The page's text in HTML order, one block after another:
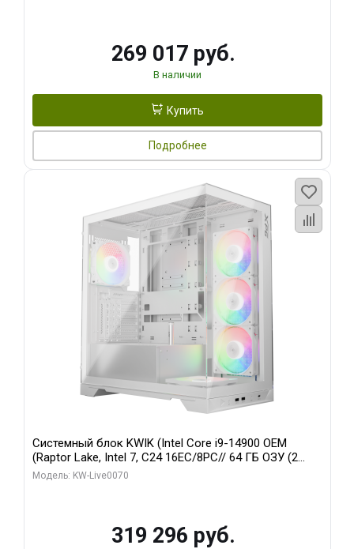
269 017 руб.
В наличии
Купить
Подробнее
Системный блок KWIK (Intel Core i9-14900 OEM
(Raptor Lake, Intel 7, C24 16EC/8PC// 64 ГБ ОЗУ (2
модуля)/ Gigabyte RTX5080 XTREME WATERFORCE
Модель: KW-Live0070
319 296 руб.